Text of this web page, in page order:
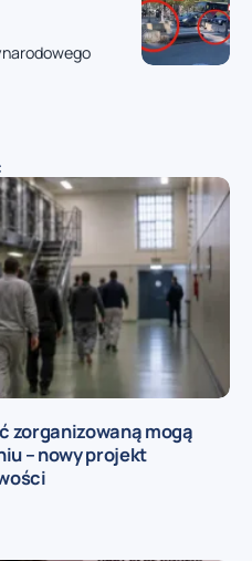
zorganizowaną mogą
– nowy projekt